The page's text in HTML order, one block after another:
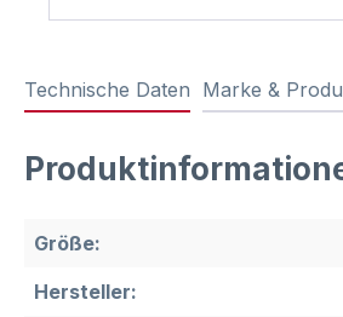
Technische Daten Marke &
Größe:
Hersteller: